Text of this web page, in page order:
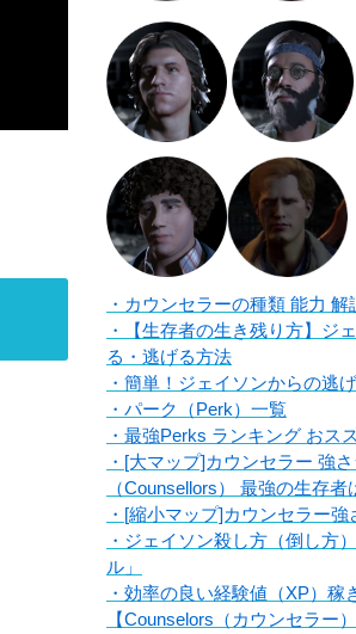
・カウンセラーの種類 能力 解
・【生存者の生き残り方】ジ
る・逃げる方法
・簡単！ジェイソンからの逃
・パーク（Perk）一覧
・最強Perks ランキング おス
・[大マップ]カウンセラー 強
（Counsellors） 最強の生存者
・[縮小マップ]カウンセラー
・ジェイソン殺し方（倒し方
ル」
・効率の良い経験値（XP）稼
【Counselors（カウンセラー）